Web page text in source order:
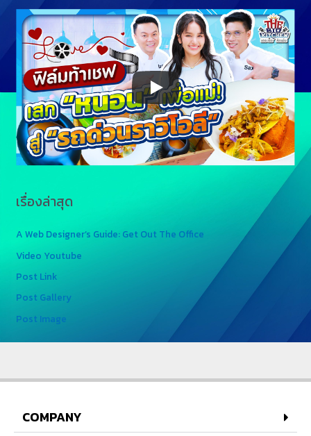
เรื่องล่าสุด
A Web Designer’s Guide: Get Out The Office
Video Youtube
Post Link
Post Gallery
Post Image
COMPANY